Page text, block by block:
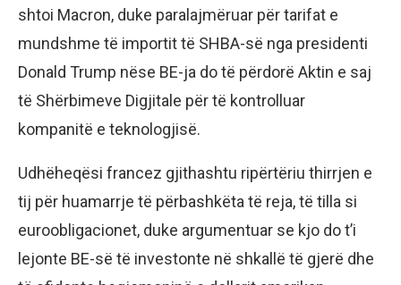
shtoi Macron, duke paralajmëruar për tarifat e
mundshme të importit të SHBA-së nga presidenti
Donald Trump nëse BE-ja do të përdorë Aktin e saj
të Shërbimeve Digjitale për të kontrolluar
kompanitë e teknologjisë.
Udhëheqësi francez gjithashtu ripërtëriu thirrjen e
tij për huamarrje të përbashkëta të reja, të tilla si
euroobligacionet, duke argumentuar se kjo do t’i
lejonte BE-së të investonte në shkallë të gjerë dhe